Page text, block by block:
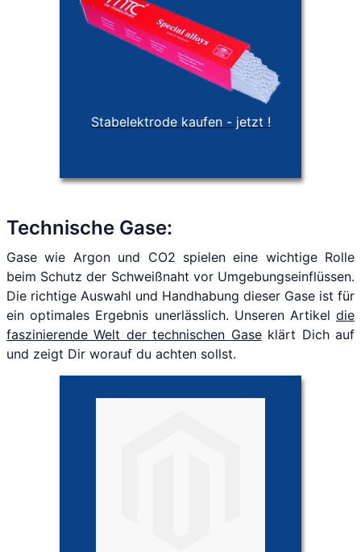
Stabelektrode kaufen - jetzt !
Technische Gase:
Gase wie Argon und CO2 spielen eine wichtige Rolle
beim Schutz der Schweißnaht vor Umgebungseinflüssen.
Die richtige Auswahl und Handhabung dieser Gase ist für
ein optimales Ergebnis unerlässlich. Unseren Artikel die
faszinierende Welt der technischen Gaseklärt Dich auf
und zeigt Dir worauf du achten sollst.